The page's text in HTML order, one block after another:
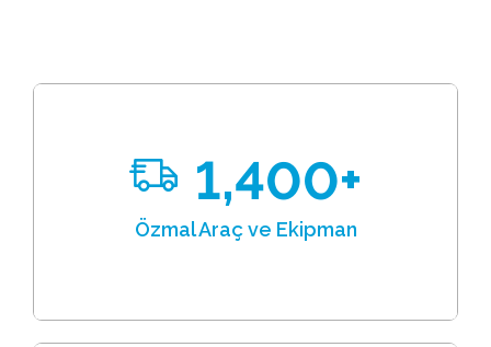
1,400+
Özmal Araç ve Ekipman